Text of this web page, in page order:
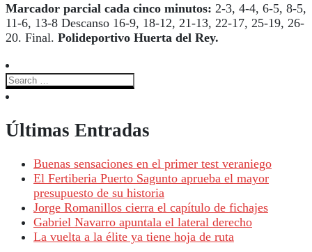
Marcador parcial cada cinco minutos: 2-3, 4-4, 6-5, 8-5,
11-6, 13-8 Descanso 16-9, 18-12, 21-13, 22-17, 25-19, 26-
20. Final. Polideportivo Huerta del Rey.
Últimas Entradas
Buenas sensaciones en el primer test veraniego
El Fertiberia Puerto Sagunto aprueba el mayor
presupuesto de su historia
Jorge Romanillos cierra el capítulo de fichajes
Gabriel Navarro apuntala el lateral derecho
La vuelta a la élite ya tiene hoja de ruta